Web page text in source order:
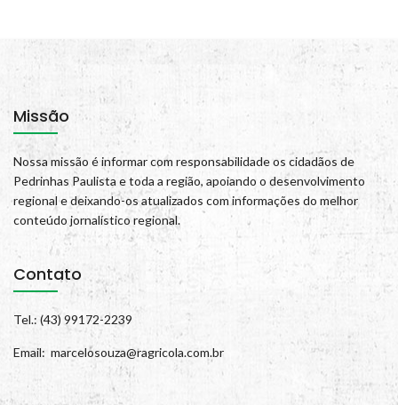
Missão
Nossa missão é informar com responsabilidade os cidadãos de
Pedrinhas Paulista e toda a região, apoiando o desenvolvimento
regional e deixando-os atualizados com informações do melhor
conteúdo jornalístico regional.
Contato
Tel.: (43) 99172-2239
Email: marcelosouza@ragricola.com.br